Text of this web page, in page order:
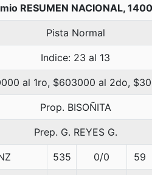
RESUMEN NACIONAL,
Pista Normal
Indice: 23 al 13
al 1ro, $603000 al 2do,
Prop. BISOÑITA
Prep. G. REYES G.
535 0/0 59